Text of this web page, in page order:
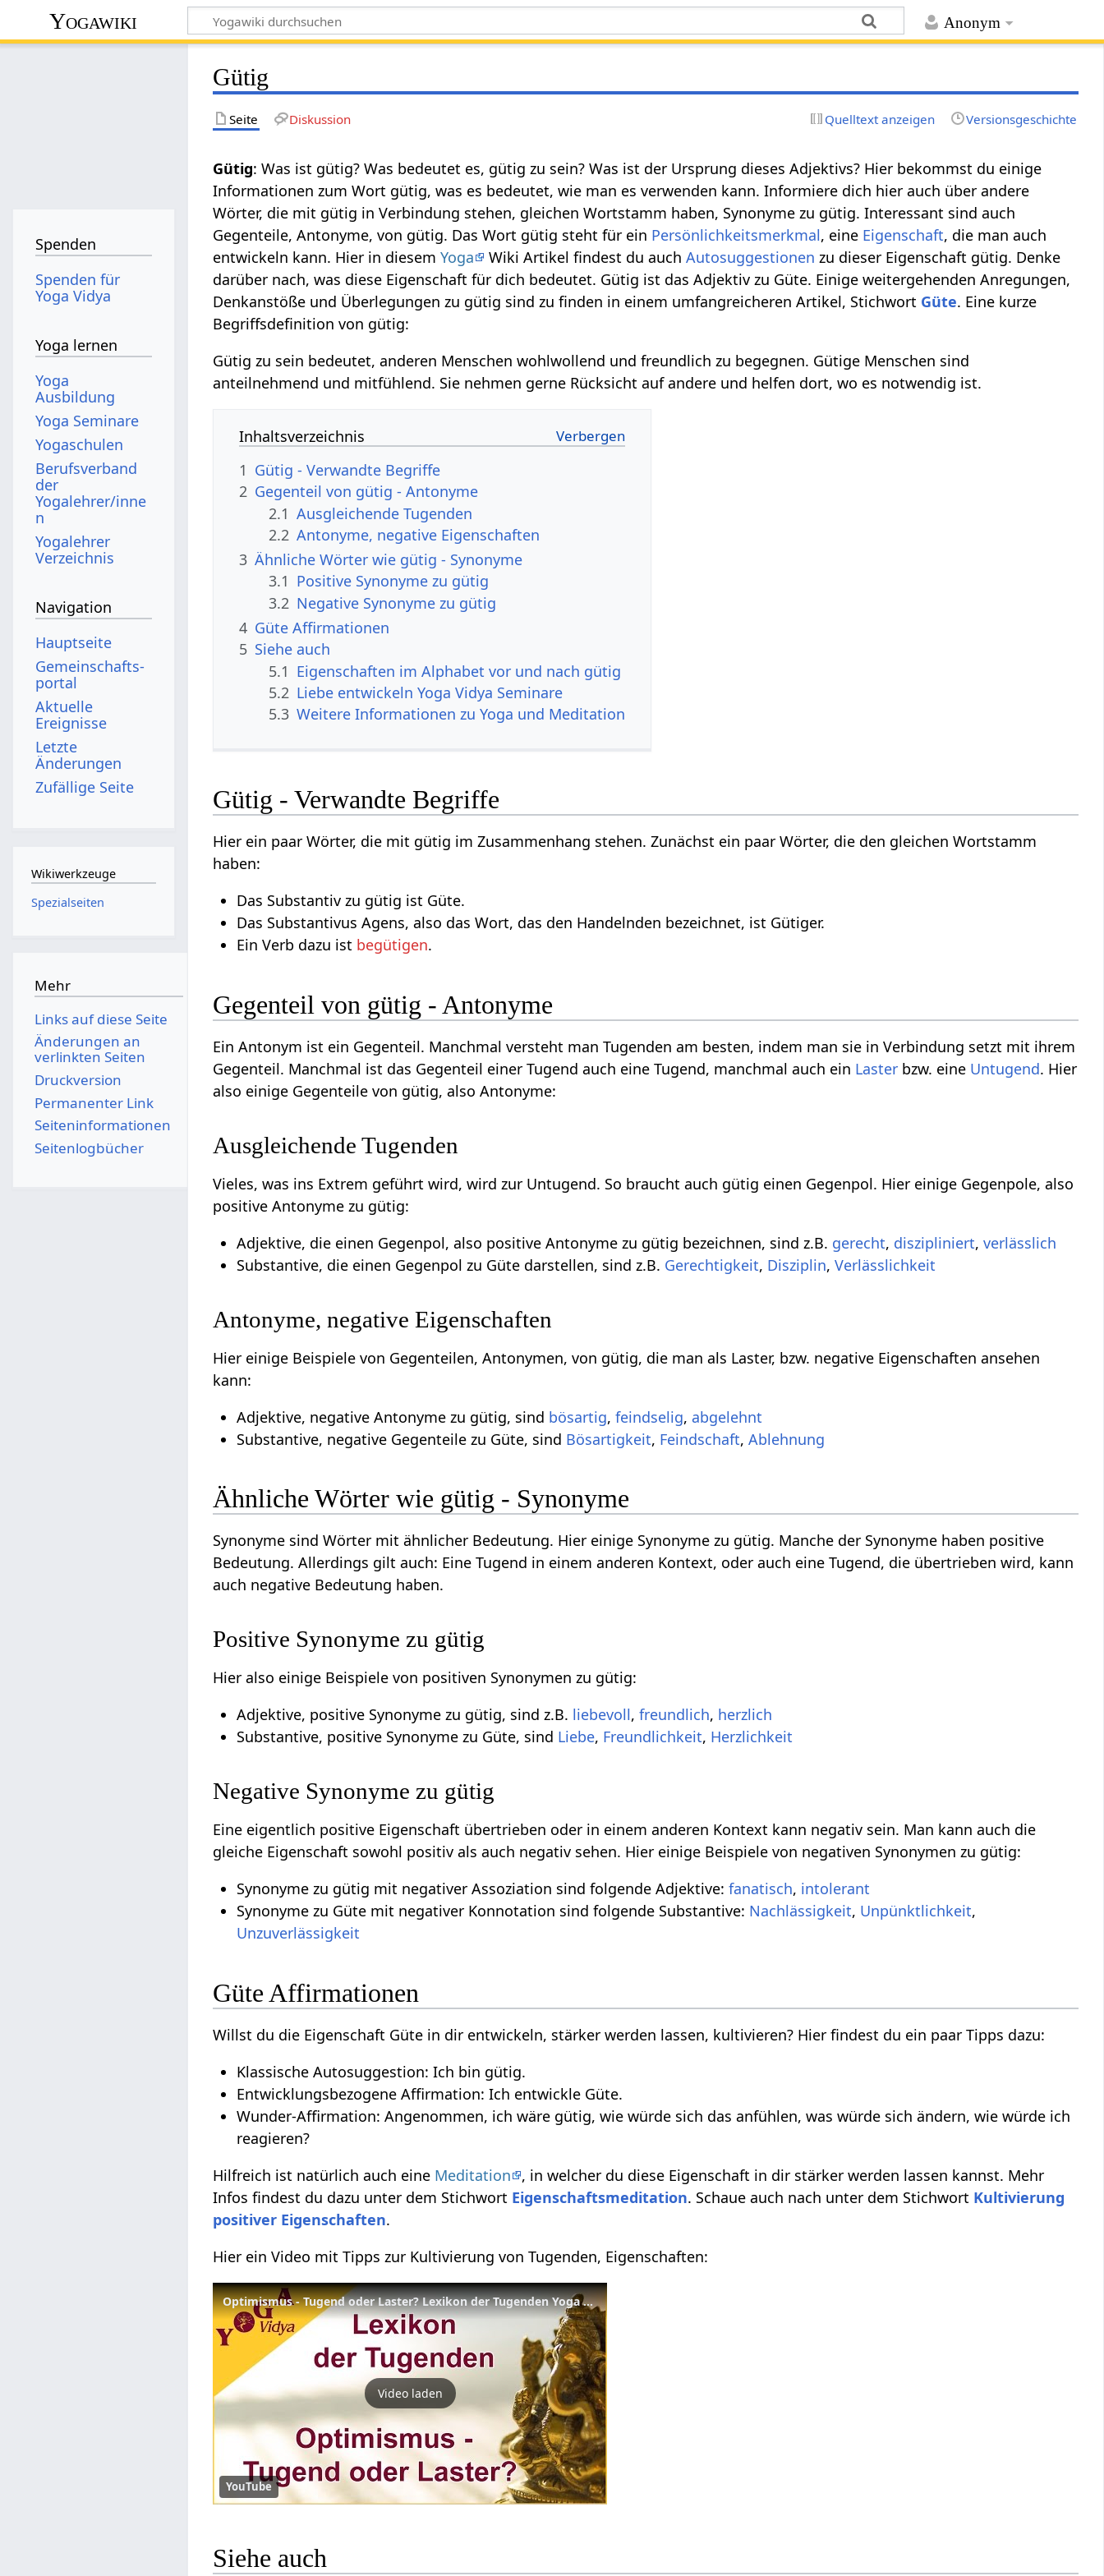
Anonym
Yogawiki
Gütig
Seite Diskussion Quelltext anzeigen Versionsgeschichte
Gütig: Was ist gütig? Was bedeutet es, gütig zu sein? Was ist der Ursprung dieses Adjektivs? Hier bekommst du einige
Informationen zum Wort gütig, was es bedeutet, wie man es verwenden kann. Informiere dich hier auch über andere
Wörter, die mit gütig in Verbindung stehen, gleichen Wortstamm haben, Synonyme zu gütig. Interessant sind auch
Gegenteile, Antonyme, von gütig. Das Wort gütig steht für ein Persönlichkeitsmerkmal, eine Eigenschaft, die man auch
entwickeln kann. Hier in diesemYoga Wiki Artikel findest du auchAutosuggestionen zu dieser Eigenschaft gütig. Denke
darüber nach, was diese Eigenschaft für dich bedeutet. Gütig ist das Adjektiv zu Güte. Einige weitergehenden Anregungen,
Denkanstöße und Überlegungen zu gütig sind zu finden in einem umfangreicheren Artikel, Stichwort Güte. Eine kurze
Begriffsdefinition von gütig:
Gütig zu sein bedeutet, anderen Menschen wohlwollend und freundlich zu begegnen. Gütige Menschen sind
anteilnehmend und mitfühlend. Sie nehmen gerne Rücksicht auf andere und helfen dort, wo es notwendig ist.
Inhaltsverzeichnis
1 Gütig - Verwandte Begriffe
2 Gegenteil von gütig - Antonyme
2.1 Ausgleichende Tugenden
2.2 Antonyme, negative Eigenschaften
3 Ähnliche Wörter wie gütig - Synonyme
3.1 Positive Synonyme zu gütig
3.2 Negative Synonyme zu gütig
4 Güte Affirmationen
5 Siehe auch
5.1 Eigenschaften im Alphabet vor und nach gütig
5.2 Liebe entwickeln Yoga Vidya Seminare
5.3 Weitere Informationen zu Yoga und Meditation
Gütig - Verwandte Begriffe
Hier ein paar Wörter, die mit gütig im Zusammenhang stehen. Zunächst ein paar Wörter, die den gleichen Wortstamm
haben:
Das Substantiv zu gütig ist Güte.
Das Substantivus Agens, also das Wort, das den Handelnden bezeichnet, ist Gütiger.
Ein Verb dazu ist begütigen.
Gegenteil von gütig - Antonyme
Ein Antonym ist ein Gegenteil. Manchmal versteht man Tugenden am besten, indem man sie in Verbindung setzt mit ihrem
Gegenteil. Manchmal ist das Gegenteil einer Tugend auch eine Tugend, manchmal auch ein Laster bzw. eine Untugend. Hier
also einige Gegenteile von gütig, also Antonyme:
Ausgleichende Tugenden
Vieles, was ins Extrem geführt wird, wird zur Untugend. So braucht auch gütig einen Gegenpol. Hier einige Gegenpole, also
positive Antonyme zu gütig:
Adjektive, die einen Gegenpol, also positive Antonyme zu gütig bezeichnen, sind z.B. gerecht, diszipliniert,verlässlich
Substantive, die einen Gegenpol zu Güte darstellen, sind z.B. Gerechtigkeit, Disziplin,Verlässlichkeit
Antonyme, negative Eigenschaften
Hier einige Beispiele von Gegenteilen, Antonymen, von gütig, die man als Laster, bzw. negative Eigenschaften ansehen
kann:
Adjektive, negative Antonyme zu gütig, sind bösartig,feindselig, abgelehnt
Substantive, negative Gegenteile zu Güte, sind Bösartigkeit, Feindschaft,Ablehnung
Ähnliche Wörter wie gütig - Synonyme
Synonyme sind Wörter mit ähnlicher Bedeutung. Hier einige Synonyme zu gütig. Manche der Synonyme haben positive
Bedeutung. Allerdings gilt auch: Eine Tugend in einem anderen Kontext, oder auch eine Tugend, die übertrieben wird, kann
auch negative Bedeutung haben.
Positive Synonyme zu gütig
Hier also einige Beispiele von positiven Synonymen zu gütig:
Adjektive, positive Synonyme zu gütig, sind z.B. liebevoll,freundlich, herzlich
Substantive, positive Synonyme zu Güte, sind Liebe, Freundlichkeit, Herzlichkeit
Negative Synonyme zu gütig
Eine eigentlich positive Eigenschaft übertrieben oder in einem anderen Kontext kann negativ sein. Man kann auch die
gleiche Eigenschaft sowohl positiv als auch negativ sehen. Hier einige Beispiele von negativen Synonymen zu gütig:
Synonyme zu gütig mit negativer Assoziation sind folgende Adjektive:fanatisch, intolerant
Synonyme zu Güte mit negativer Konnotation sind folgende Substantive: Nachlässigkeit, Unpünktlichkeit,
Unzuverlässigkeit
Güte Affirmationen
Willst du die Eigenschaft Güte in dir entwickeln, stärker werden lassen, kultivieren? Hier findest du ein paar Tipps dazu:
Klassische Autosuggestion: Ich bin gütig.
Entwicklungsbezogene Affirmation: Ich entwickle Güte.
Wunder-Affirmation: Angenommen, ich wäre gütig, wie würde sich das anfühlen, was würde sich ändern, wie würde ich
reagieren?
Hilfreich ist natürlich auch eine Meditation
, in welcher du diese Eigenschaft in dir stärker werden lassen kannst. Mehr
Infos findest du dazu unter dem Stichwort Eigenschaftsmeditation. Schaue auch nach unter dem Stichwort Kultivierung
positiver Eigenschaften.
Hier ein Video mit Tipps zur Kultivierung von Tugenden, Eigenschaften:
Optimismus - Tugend oder Laster? Lexikon der Tugenden Yoga Vidya
Video laden
YouTube
Siehe auch
Spenden
Spenden für
Yoga Vidya
Yoga lernen
Yoga
Ausbildung
Yoga Seminare
Yogaschulen
Berufsverband
der
Yogalehrer/inne
n
Yogalehrer
Verzeichnis
Navigation
Hauptseite
Gemeinschafts­
portal
Aktuelle
Ereignisse
Letzte
Änderungen
Zufällige Seite
Wikiwerkzeuge
Spezialseiten
Mehr
Links auf diese Seite
Änderungen an
verlinkten Seiten
Druckversion
Permanenter Link
Seiten­­informationen
Seitenlogbücher